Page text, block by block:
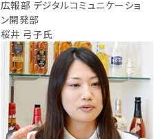
広報部 デジタルコミュニケーショ
ン開発部
桜井 弓子氏